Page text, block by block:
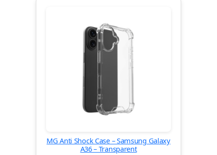
MG Anti Shock Case – Samsung Galaxy
A36 – Transparent